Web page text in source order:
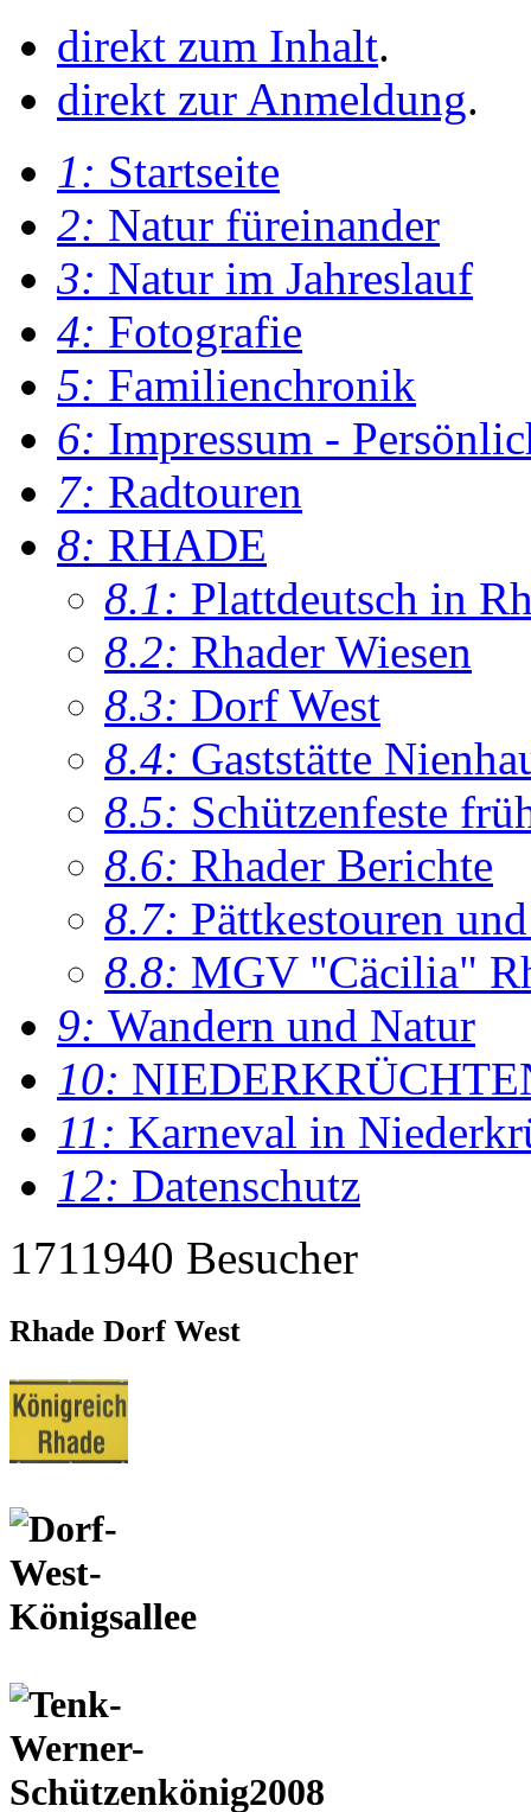
direkt zum Inhalt.
direkt zur Anmeldung.
1: Startseite
2: Natur füreinander
3: Natur im Jahreslauf
4: Fotografie
5: Familienchronik
6: Impressum -
7: Radtouren
8: RHADE
8.1: Plattdeutsch in
8.2: Rhader Wiesen
8.3: Dorf West
8.4: Gaststätte
8.5: Schützenfeste
8.6: Rhader Berichte
8.7: Pättkestouren
8.8: MGV "Cäcilia"
9: Wandern und Natur
10:
11: Karneval in
12: Datenschutz
1711940 Besucher
Rhade Dorf West